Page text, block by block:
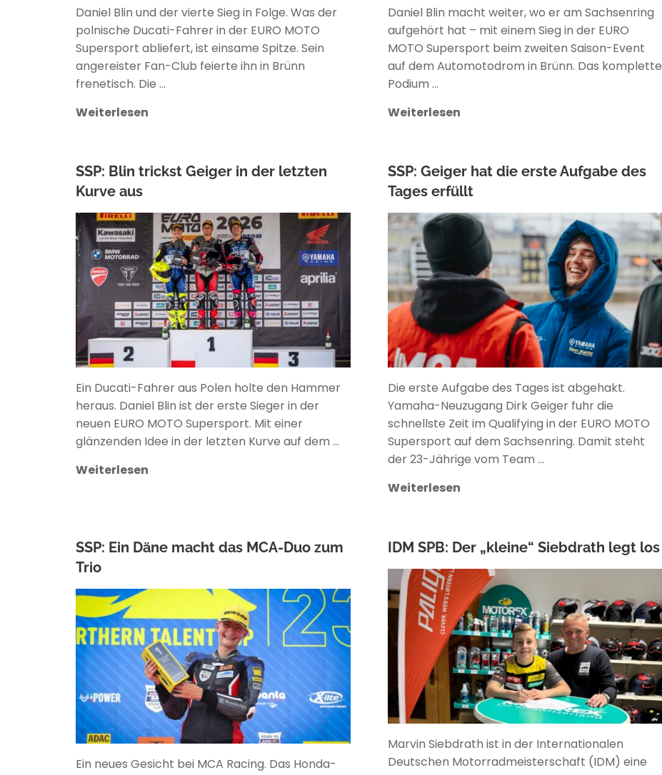
Daniel Blin und der vierte Sieg in Folge. Was der
polnische Ducati-Fahrer in der EURO MOTO
Supersport abliefert, ist einsame Spitze. Sein
angereister Fan-Club feierte ihn in Brünn
frenetisch. Die …
Weiterlesen
Daniel Blin macht weiter, wo er am Sachsenring
aufgehört hat – mit einem Sieg in der EURO
MOTO Supersport beim zweiten Saison-Event
auf dem Automotodrom in Brünn. Das komplette
Podium …
Weiterlesen
SSP: Blin trickst Geiger in der letzten
Kurve aus
ANKE WIECZOREK
Ein Ducati-Fahrer aus Polen holte den Hammer
heraus. Daniel Blin ist der erste Sieger in der
neuen EURO MOTO Supersport. Mit einer
glänzenden Idee in der letzten Kurve auf dem …
Weiterlesen
SSP: Geiger hat die erste Aufgabe des
Tages erfüllt
ANKE WIECZOREK
Die erste Aufgabe des Tages ist abgehakt.
Yamaha-Neuzugang Dirk Geiger fuhr die
schnellste Zeit im Qualifying in der EURO MOTO
Supersport auf dem Sachsenring. Damit steht
der 23-Jährige vom Team …
Weiterlesen
SSP: Ein Däne macht das MCA-Duo zum
Trio
ANKE WIECZOREK
Ein neues Gesicht bei MCA Racing. Das Honda-
IDM SPB: Der „kleine“ Siebdrath legt los
ANKE WIECZOREK
Marvin Siebdrath ist in der Internationalen
Deutschen Motorradmeisterschaft (IDM) eine